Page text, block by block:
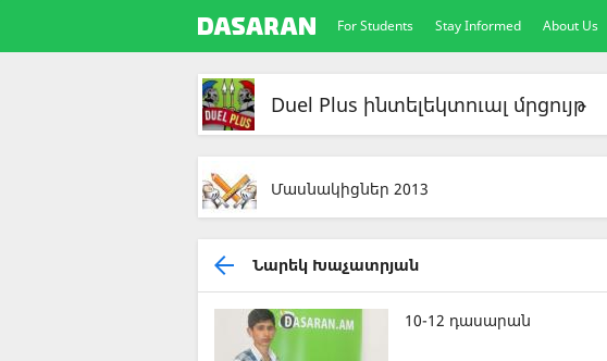
For Students Stay Informed About Us
Duel Plus ինտելեկտուալ մրցույթ
Մասնակիցներ 2013
Նարեկ Խաչատրյան
10-12 դասարան